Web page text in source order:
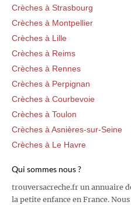
Crèches à Strasbourg
Crèches à Montpellier
Crèches à Lille
Crèches à Reims
Crèches à Rennes
Crèches à Perpignan
Crèches à Courbevoie
Crèches à Toulon
Crèches à Asnières-sur-Seine
Crèches à Le Havre
Qui sommes nous ?
trouversacreche.fr un annuaire
la petite enfance en France.